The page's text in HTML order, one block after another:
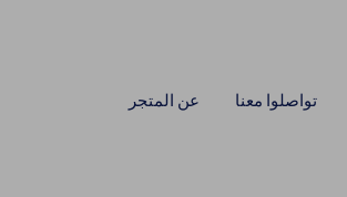
تواصلوا معنا عن المتجر